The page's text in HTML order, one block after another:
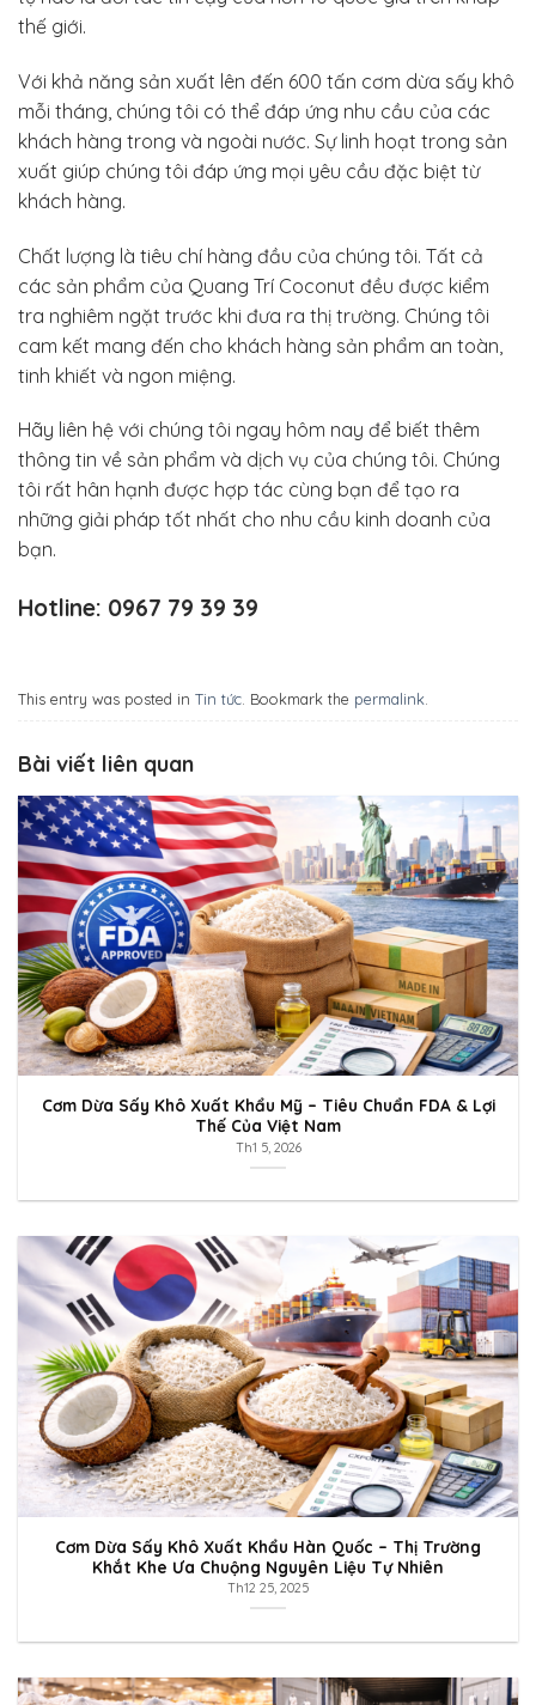
thế giới.
Với khả năng sản xuất lên đến 600 tấn cơm dừa sấy khô
mỗi tháng, chúng tôi có thể đáp ứng nhu cầu của các
khách hàng trong và ngoài nước. Sự linh hoạt trong sản
xuất giúp chúng tôi đáp ứng mọi yêu cầu đặc biệt từ
khách hàng.
Chất lượng là tiêu chí hàng đầu của chúng tôi. Tất cả
các sản phẩm của Quang Trí Coconut đều được kiểm
tra nghiêm ngặt trước khi đưa ra thị trường. Chúng tôi
cam kết mang đến cho khách hàng sản phẩm an toàn,
tinh khiết và ngon miệng.
Hãy liên hệ với chúng tôi ngay hôm nay để biết thêm
thông tin về sản phẩm và dịch vụ của chúng tôi. Chúng
tôi rất hân hạnh được hợp tác cùng bạn để tạo ra
những giải pháp tốt nhất cho nhu cầu kinh doanh của
bạn.
Hotline: 0967 79 39 39
This entry was posted in Tin tức. Bookmark the permalink.
Bài viết liên quan
Cơm Dừa Sấy Khô Xuất Khẩu Mỹ – Tiêu Chuẩn FDA & Lợi
Thế Của Việt Nam
Th1 5, 2026
Cơm Dừa Sấy Khô Xuất Khẩu Hàn Quốc – Thị Trường
Khắt Khe Ưa Chuộng Nguyên Liệu Tự Nhiên
Th12 25, 2025